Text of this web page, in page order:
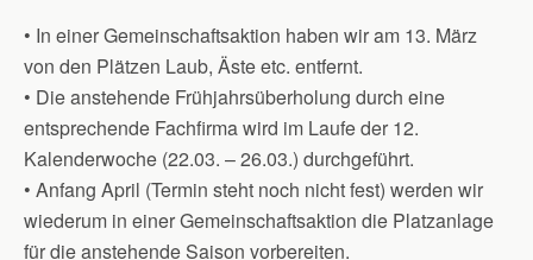
• In einer Gemeinschaftsaktion haben wir am 13. März
von den Plätzen Laub, Äste etc. entfernt.
• Die anstehende Frühjahrsüberholung durch eine
entsprechende Fachfirma wird im Laufe der 12.
Kalenderwoche (22.03. – 26.03.) durchgeführt.
• Anfang April (Termin steht noch nicht fest) werden wir
wiederum in einer Gemeinschaftsaktion die Platzanlage
für die anstehende Saison vorbereiten.